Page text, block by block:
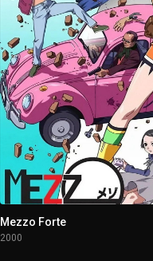
Mezzo Forte
2000